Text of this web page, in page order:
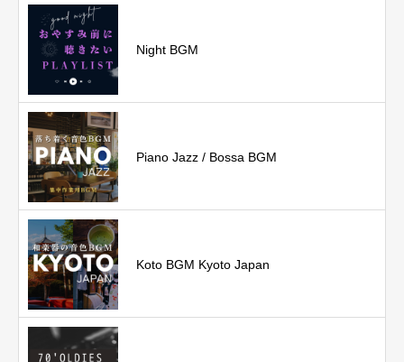
Night BGM
Piano Jazz / Bossa BGM
Koto BGM Kyoto Japan